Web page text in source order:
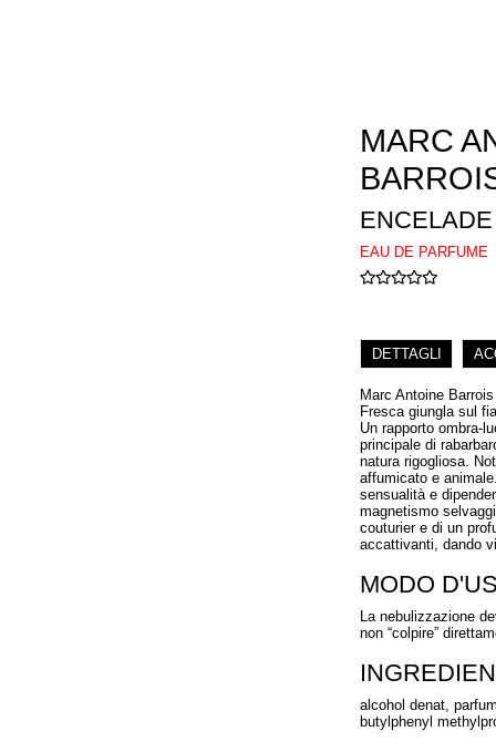
MARC
EAU DE PARFUME
DETTAGLI
Marc Antoine
Fresca giungla sul
Un rapporto ombra-
principale di
natura rigogliosa.
affumicato e
sensualità e
magnetismo
couturier e di un
accattivanti, dando
MODO
La nebulizzazione
non “colpire”
alcohol denat,
butylphenyl